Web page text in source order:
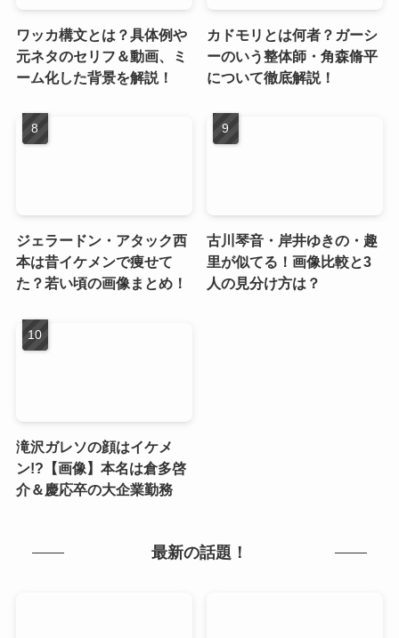
ワッカ構文とは？具体例や
元ネタのセリフ＆動画、ミ
ーム化した背景を解説！
カドモリとは何者？ガーシ
ーのいう整体師・角森脩平
について徹底解説！
ジェラードン・アタック西
本は昔イケメンで痩せて
た？若い頃の画像まとめ！
古川琴音・岸井ゆきの・趣
里が似てる！画像比較と3
人の見分け方は？
滝沢ガレソの顔はイケメ
ン!?【画像】本名は倉多啓
介＆慶応卒の大企業勤務
最新の話題！